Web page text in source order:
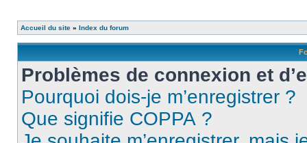
Accueil du site » Index du forum
Problèmes de connexion et
Pourquoi dois-je m’enregistrer ?
Que signifie COPPA ?